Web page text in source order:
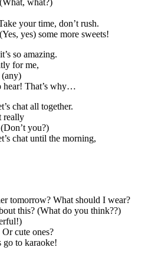
what?)
your time, don’t rush.
yes) some more sweets!
so amazing.
for me,
(any)
hear! That’s why…
chat all together.
really
you?)
chat until the morning,
tomorrow? What should I wear?
this? (What do you think??)
cute ones?
go to karaoke!